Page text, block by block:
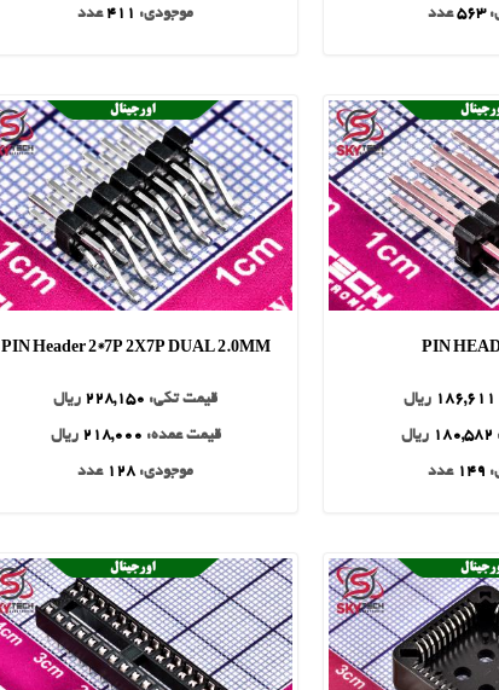
563عدد موجودی: 411 عدد
186,611 ریال
180,582 ریال
149 عدد
PIN Header 2*7P 2X7P DUAL 2.0MM
قیمت تکی: 228,150 ریال
قیمت عمده: 218,000 ریال
موجودی: 128 عدد